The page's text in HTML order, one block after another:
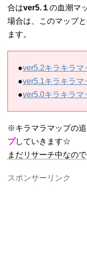
合はver5.１の血潮マ
場合は、このマップ
ます。
●ver5.2キラキラマ
●ver5.1キラキラマ
●ver5.0キラキラマ
※キラマラマップの
プしていきます☆
まだリサーチ中なの
スポンサーリンク